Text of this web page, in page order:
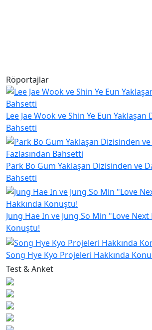
Röportajlar
Lee Jae Wook ve Shin Ye Eun
Bahsetti
Park Bo Gum Yaklaşan Dizisinden ve
Bahsetti
Jung Hae In ve Jung So Min "Love
Konuştu!
Song Hye Kyo Projeleri Hakkında
Test & Anket